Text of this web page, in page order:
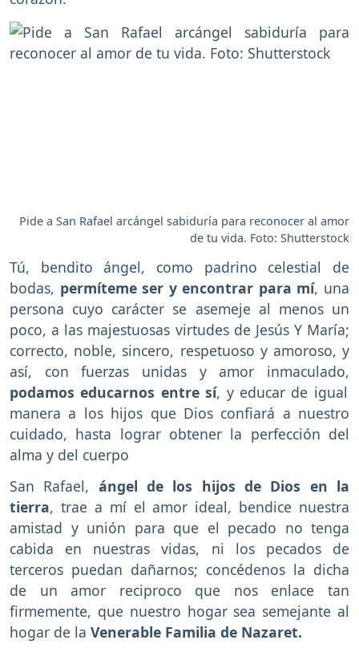
Pide a San Rafael arcángel sabiduría para reconocer al amor
de tu vida. Foto: Shutterstock
Tú, bendito ángel, como padrino celestial de
bodas, permíteme ser y encontrar para mí, una
persona cuyo carácter se asemeje al menos un
poco, a las majestuosas virtudes de Jesús Y María;
correcto, noble, sincero, respetuoso y amoroso, y
así, con fuerzas unidas y amor inmaculado,
podamos educarnos entre sí, y educar de igual
manera a los hijos que Dios confiará a nuestro
cuidado, hasta lograr obtener la perfección del
alma y del cuerpo
San Rafael, ángel de los hijos de Dios en la
tierra, trae a mí el amor ideal, bendice nuestra
amistad y unión para que el pecado no tenga
cabida en nuestras vidas, ni los pecados de
terceros puedan dañarnos; concédenos la dicha
de un amor reciproco que nos enlace tan
firmemente, que nuestro hogar sea semejante al
hogar de la Venerable Familia de Nazaret.